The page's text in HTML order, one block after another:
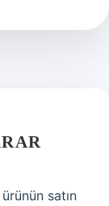
satın